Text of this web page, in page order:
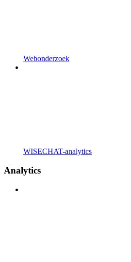
Webonderzoek
WISECHAT-analytics
Analytics